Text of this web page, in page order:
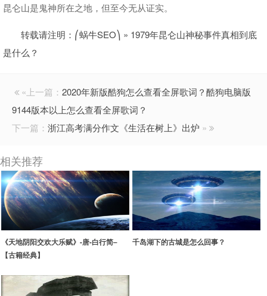
昆仑山是鬼神所在之地，但至今无从证实。
转载请注明： ⎛蜗牛SEO⎞ » 1979年昆仑山神秘事件真相到底
是什么？
«上一篇： 2020年新版酷狗怎么查看全屏歌词？酷狗电脑版
9144版本以上怎么查看全屏歌词？
下一篇： 浙江高考满分作文《生活在树上》出炉 »
相关推荐
《天地阴阳交欢大乐赋》-唐-白行简–
【古籍经典】
千岛湖下的古城是怎么回事？